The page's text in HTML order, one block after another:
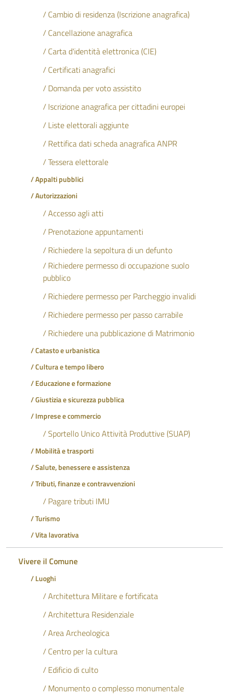
/ Cambio di residenza (Iscrizione anagrafica)
/ Cancellazione anagrafica
/ Carta d'identità elettronica (CIE)
/ Certificati anagrafici
/ Domanda per voto assistito
/ Iscrizione anagrafica per cittadini europei
/ Liste elettorali aggiunte
/ Rettifica dati scheda anagrafica ANPR
/ Tessera elettorale
/ Appalti pubblici
/ Autorizzazioni
/ Accesso agli atti
/ Prenotazione appuntamenti
/ Richiedere la sepoltura di un defunto
/ Richiedere permesso di occupazione suolo
pubblico
/ Richiedere permesso per Parcheggio invalidi
/ Richiedere permesso per passo carrabile
/ Richiedere una pubblicazione di Matrimonio
/ Catasto e urbanistica
/ Cultura e tempo libero
/ Educazione e formazione
/ Giustizia e sicurezza pubblica
/ Imprese e commercio
/ Sportello Unico Attività Produttive (SUAP)
/ Mobilità e trasporti
/ Salute, benessere e assistenza
/ Tributi, finanze e contravvenzioni
/ Pagare tributi IMU
/ Turismo
/ Vita lavorativa
Vivere il Comune
/ Luoghi
/ Architettura Militare e fortificata
/ Architettura Residenziale
/ Area Archeologica
/ Centro per la cultura
/ Edificio di culto
/ Monumento o complesso monumentale